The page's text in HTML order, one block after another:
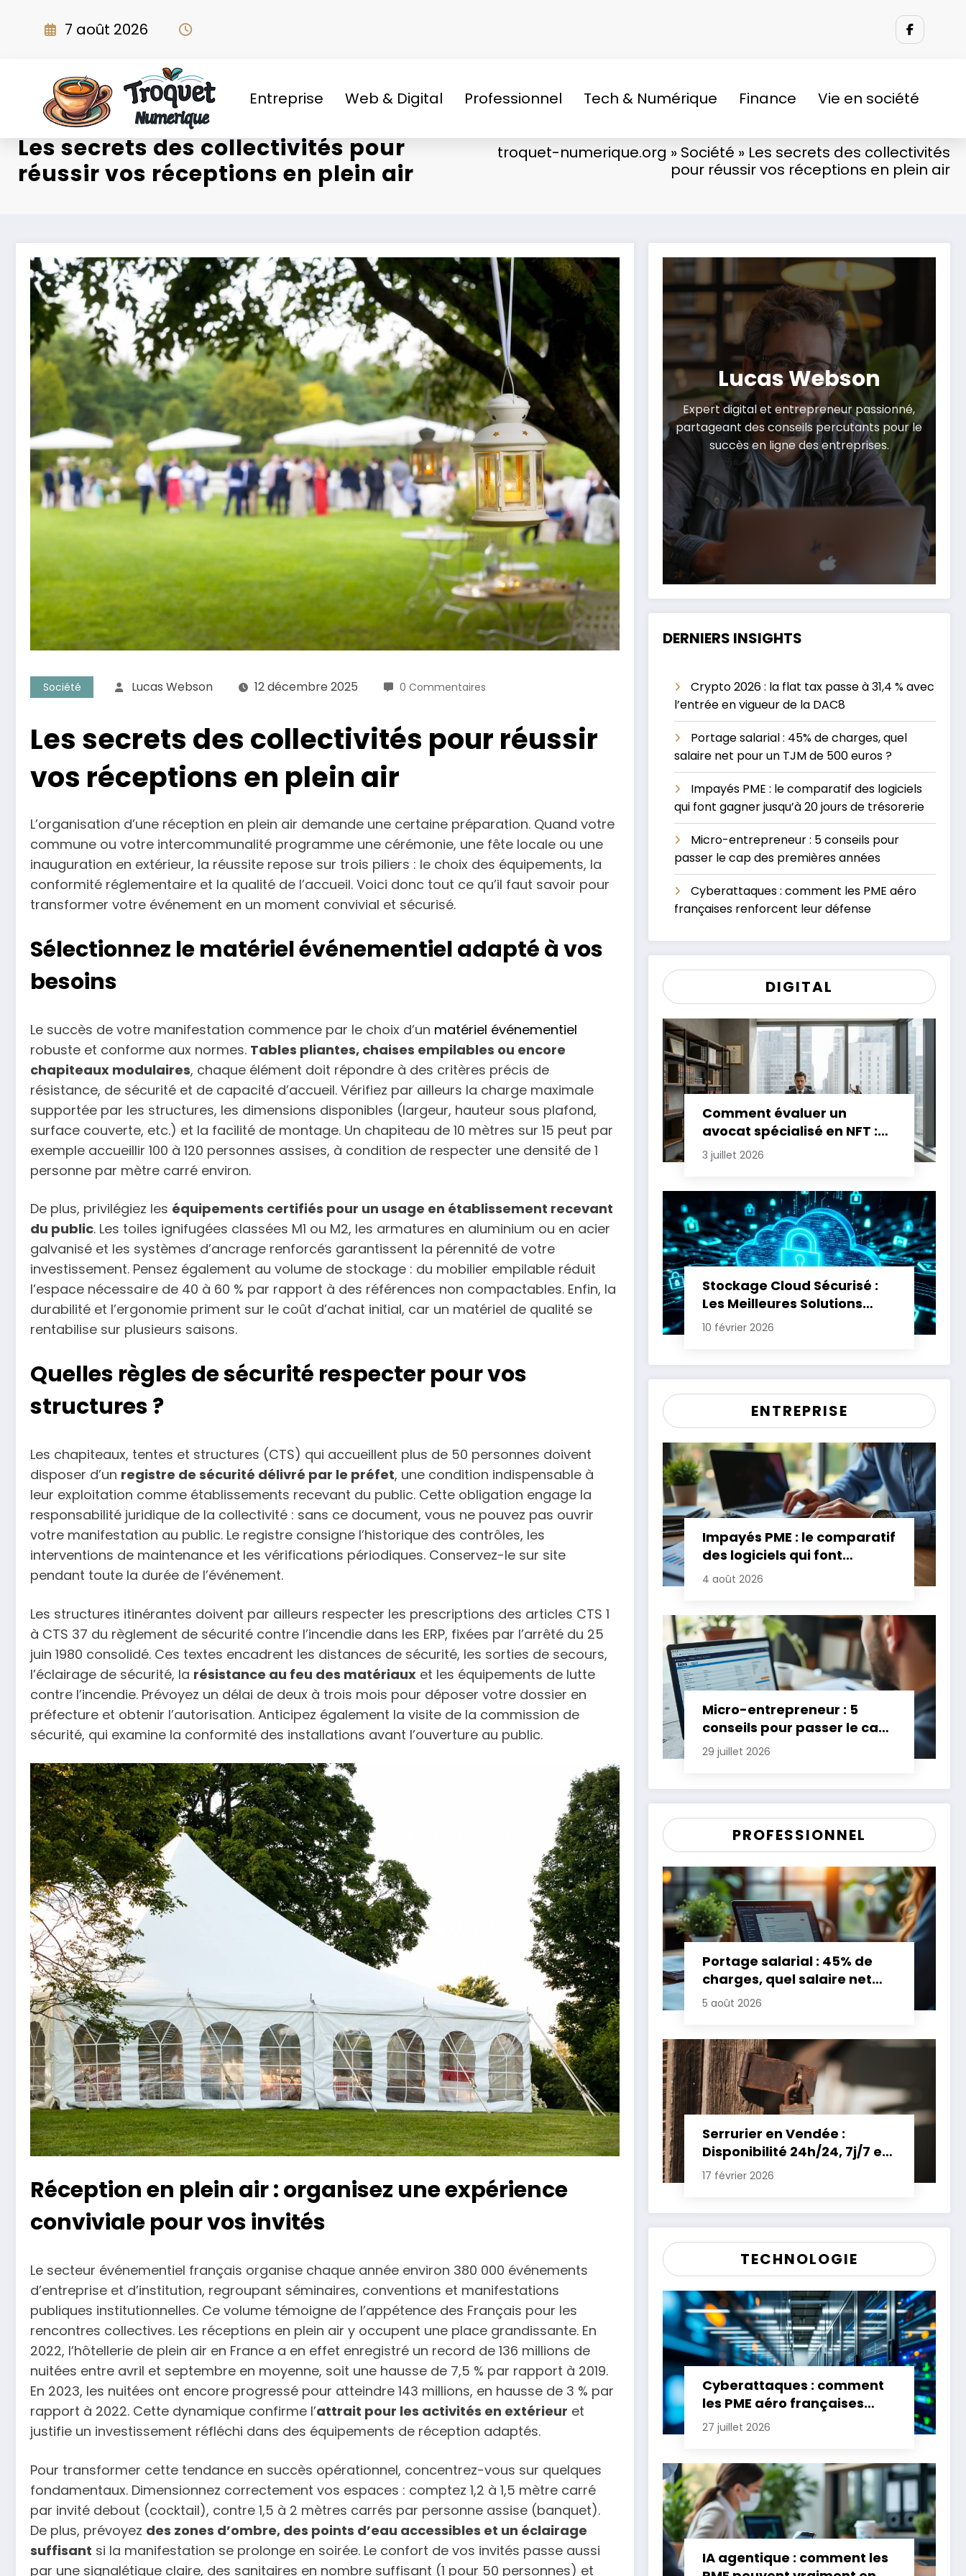
7 août 2026
Entreprise Web & Digital Professionnel Tech & Numérique Finance Vie en société
Les secrets des collectivités pour
réussir vos réceptions en plein air
troquet-numerique.org » Société » Les secrets des collectivités
pour réussir vos réceptions en plein air
Société Lucas Webson 12 décembre 2025 0 Commentaires
Les secrets des collectivités pour réussir
vos réceptions en plein air
L’organisation d’une réception en plein air demande une certaine préparation. Quand votre
commune ou votre intercommunalité programme une cérémonie, une fête locale ou une
inauguration en extérieur, la réussite repose sur trois piliers : le choix des équipements, la
conformité réglementaire et la qualité de l’accueil. Voici donc tout ce qu’il faut savoir pour
transformer votre événement en un moment convivial et sécurisé.
Sélectionnez le matériel événementiel adapté à vos
besoins
Le succès de votre manifestation commence par le choix d’un matériel événementiel
robuste et conforme aux normes. Tables pliantes, chaises empilables ou encore
chapiteaux modulaires, chaque élément doit répondre à des critères précis de
résistance, de sécurité et de capacité d’accueil. Vérifiez par ailleurs la charge maximale
supportée par les structures, les dimensions disponibles (largeur, hauteur sous plafond,
surface couverte, etc.) et la facilité de montage. Un chapiteau de 10 mètres sur 15 peut par
exemple accueillir 100 à 120 personnes assises, à condition de respecter une densité de 1
personne par mètre carré environ.
De plus, privilégiez les équipements certifiés pour un usage en établissement recevant
du public. Les toiles ignifugées classées M1 ou M2, les armatures en aluminium ou en acier
galvanisé et les systèmes d’ancrage renforcés garantissent la pérennité de votre
investissement. Pensez également au volume de stockage : du mobilier empilable réduit
l’espace nécessaire de 40 à 60 % par rapport à des références non compactables. Enfin, la
durabilité et l’ergonomie priment sur le coût d’achat initial, car un matériel de qualité se
rentabilise sur plusieurs saisons.
Quelles règles de sécurité respecter pour vos
structures ?
Les chapiteaux, tentes et structures (CTS) qui accueillent plus de 50 personnes doivent
disposer d’un registre de sécurité délivré par le préfet, une condition indispensable à
leur exploitation comme établissements recevant du public. Cette obligation engage la
responsabilité juridique de la collectivité : sans ce document, vous ne pouvez pas ouvrir
votre manifestation au public. Le registre consigne l’historique des contrôles, les
interventions de maintenance et les vérifications périodiques. Conservez-le sur site
pendant toute la durée de l’événement.
Les structures itinérantes doivent par ailleurs respecter les prescriptions des articles CTS 1
à CTS 37 du règlement de sécurité contre l’incendie dans les ERP, fixées par l’arrêté du 25
juin 1980 consolidé. Ces textes encadrent les distances de sécurité, les sorties de secours,
l’éclairage de sécurité, la résistance au feu des matériaux et les équipements de lutte
contre l’incendie. Prévoyez un délai de deux à trois mois pour déposer votre dossier en
préfecture et obtenir l’autorisation. Anticipez également la visite de la commission de
sécurité, qui examine la conformité des installations avant l’ouverture au public.
Réception en plein air : organisez une expérience
conviviale pour vos invités
Le secteur événementiel français organise chaque année environ 380 000 événements
d’entreprise et d’institution, regroupant séminaires, conventions et manifestations
publiques institutionnelles. Ce volume témoigne de l’appétence des Français pour les
rencontres collectives. Les réceptions en plein air y occupent une place grandissante. En
2022, l’hôtellerie de plein air en France a en effet enregistré un record de 136 millions de
nuitées entre avril et septembre en moyenne, soit une hausse de 7,5 % par rapport à 2019.
En 2023, les nuitées ont encore progressé pour atteindre 143 millions, en hausse de 3 % par
rapport à 2022. Cette dynamique confirme l’attrait pour les activités en extérieur et
justifie un investissement réfléchi dans des équipements de réception adaptés.
Pour transformer cette tendance en succès opérationnel, concentrez-vous sur quelques
fondamentaux. Dimensionnez correctement vos espaces : comptez 1,2 à 1,5 mètre carré
par invité debout (cocktail), contre 1,5 à 2 mètres carrés par personne assise (banquet).
De plus, prévoyez des zones d’ombre, des points d’eau accessibles et un éclairage
suffisant si la manifestation se prolonge en soirée. Le confort de vos invités passe aussi
par une signalétique claire, des sanitaires en nombre suffisant (1 pour 50 personnes) et
Lucas Webson
Expert digital et entrepreneur passionné,
partageant des conseils percutants pour le
succès en ligne des entreprises.
DERNIERS INSIGHTS
Crypto 2026 : la flat tax passe à 31,4 % avec
l’entrée en vigueur de la DAC8
Portage salarial : 45% de charges, quel
salaire net pour un TJM de 500 euros ?
Impayés PME : le comparatif des logiciels
qui font gagner jusqu’à 20 jours de trésorerie
Micro-entrepreneur : 5 conseils pour
passer le cap des premières années
Cyberattaques : comment les PME aéro
françaises renforcent leur défense
DIGITAL
Comment évaluer un
avocat spécialisé en NFT :
critères essentiels
3 juillet 2026
Stockage Cloud Sécurisé :
Les Meilleures Solutions
pour Protéger Vos Données
10 février 2026
ENTREPRISE
Impayés PME : le comparatif
des logiciels qui font
gagner jusqu’à 20 jours de
4 août 2026
Micro-entrepreneur : 5
conseils pour passer le cap
des premières années
29 juillet 2026
PROFESSIONNEL
Portage salarial : 45% de
charges, quel salaire net
pour un TJM de 500 euros ?
5 août 2026
Serrurier en Vendée :
Disponibilité 24h/24, 7j/7 et
Tarifs Clairs pour une
17 février 2026
TECHNOLOGIE
Cyberattaques : comment
les PME aéro françaises
renforcent leur défense
27 juillet 2026
IA agentique : comment les